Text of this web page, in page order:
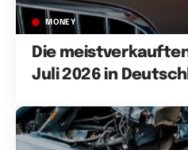
MONEY
Die
Juli 2026 in